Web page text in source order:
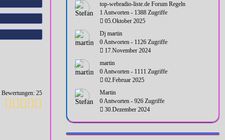
Bewertungen: 25
top-webradio-liste.de Forum Regeln
1 Antworten - 1388 Zugriffe
05.Oktober 2025
Dj martin
0 Antworten - 1126 Zugriffe
17.November 2024
martin
0 Antworten - 1111 Zugriffe
02.Februar 2025
Martin
0 Antworten - 926 Zugriffe
30.Dezember 2024